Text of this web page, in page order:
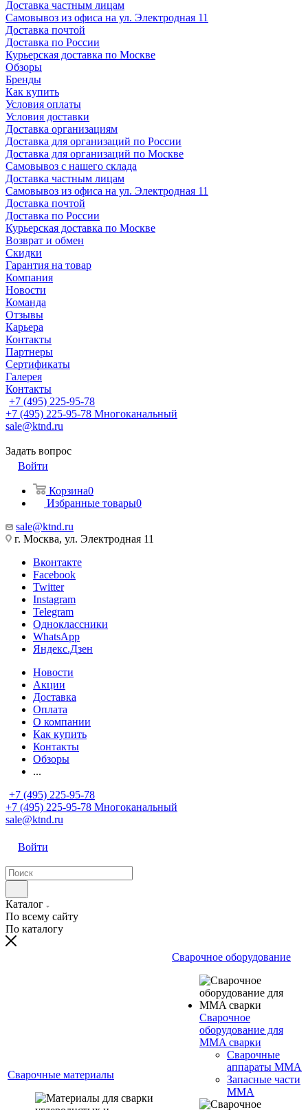
Доставка частным лицам
Самовывоз из офиса на ул. Электродная 11
Доставка почтой
Доставка по России
Курьерская доставка по Москве
Обзоры
Бренды
Как купить
Условия оплаты
Условия доставки
Доставка организациям
Доставка для организаций по России
Доставка для организаций по Москве
Самовывоз с нашего склада
Доставка частным лицам
Самовывоз из офиса на ул. Электродная 11
Доставка почтой
Доставка по России
Курьерская доставка по Москве
Возврат и обмен
Скидки
Гарантия на товар
Компания
Новости
Команда
Отзывы
Карьера
Контакты
Партнеры
Сертификаты
Галерея
Контакты
+7 (495) 225-95-78
+7 (495) 225-95-78 Многоканальный
sale@ktnd.ru
Задать вопрос
Войти
Корзина0
Избранные товары0
sale@ktnd.ru
г. Москва, ул. Электродная 11
Вконтакте
Facebook
Twitter
Instagram
Telegram
Одноклассники
WhatsApp
Яндекс.Дзен
Новости
Акции
Доставка
Оплата
О компании
Как купить
Контакты
Обзоры
...
+7 (495) 225-95-78
+7 (495) 225-95-78 Многоканальный
sale@ktnd.ru
Войти
Каталог
По всему сайту
По каталогу
Сварочные материалы
Сварочное оборудование
Сварочное
оборудование для
MMA сварки
Сварочные
аппараты MMA
Запасные части
MMA